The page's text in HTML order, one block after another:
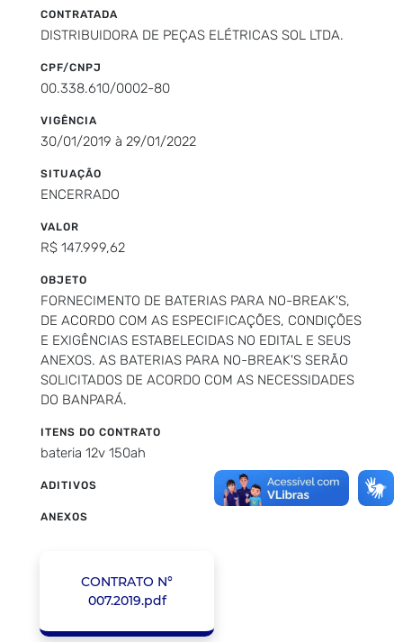
CONTRATADA
DISTRIBUIDORA DE PEÇAS ELÉTRICAS SOL LTDA.
CPF/CNPJ
00.338.610/0002-80
VIGÊNCIA
30/01/2019 à 29/01/2022
SITUAÇÃO
ENCERRADO
VALOR
R$ 147.999,62
OBJETO
FORNECIMENTO DE BATERIAS PARA NO-BREAK'S,
DE ACORDO COM AS ESPECIFICAÇÕES, CONDIÇÕES
E EXIGÊNCIAS ESTABELECIDAS NO EDITAL E SEUS
ANEXOS. AS BATERIAS PARA NO-BREAK'S SERÃO
SOLICITADOS DE ACORDO COM AS NECESSIDADES
DO BANPARÁ.
ITENS DO CONTRATO
bateria 12v 150ah
ADITIVOS
ANEXOS
CONTRATO N°
007.2019.pdf